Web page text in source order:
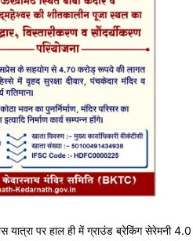
यात्रा पर हाल ही में ग्राउंड ब्रेकिंग सेरेमनी 4.0